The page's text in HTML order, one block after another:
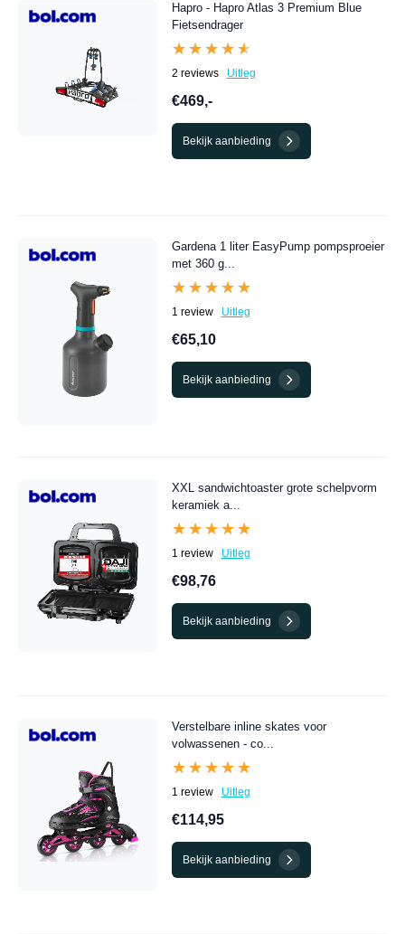
Hapro - Hapro Atlas 3 Premium Blue
Fietsendrager
★★★★★
★★★★★
2 reviews Uitleg
€469,-
Bekijk aanbieding
Gardena 1 liter EasyPump pompsproeier
met 360 g...
★★★★★
★★★★★
1 review Uitleg
€65,10
Bekijk aanbieding
XXL sandwichtoaster grote schelpvorm
keramiek a...
★★★★★
★★★★★
1 review Uitleg
€98,76
Bekijk aanbieding
Verstelbare inline skates voor
volwassenen - co...
★★★★★
★★★★★
1 review Uitleg
€114,95
Bekijk aanbieding